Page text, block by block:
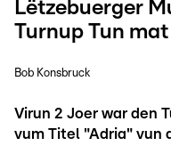
Lëtzebuerger
Turnup Tun
Bob Konsbruck
Virun 2 Joer war den
vum Titel "Adria" vun